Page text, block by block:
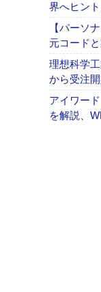
界へヒン
【パーソ
元コード
理想科学
から受注
アイワー
を解説、